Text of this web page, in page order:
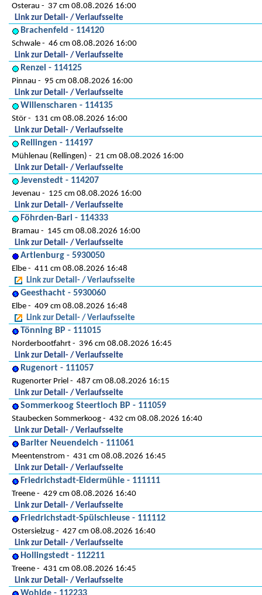
Osterau
37 cm 08.08.2026 16:00
Link zur Detail- / Verlaufsseite
Brachenfeld - 114120
Schwale
46 cm 08.08.2026 16:00
Link zur Detail- / Verlaufsseite
Renzel - 114125
Pinnau
95 cm 08.08.2026 16:00
Link zur Detail- / Verlaufsseite
Willenscharen - 114135
Stör
131 cm 08.08.2026 16:00
Link zur Detail- / Verlaufsseite
Rellingen - 114197
Mühlenau (Rellingen)
21 cm 08.08.2026 16:00
Link zur Detail- / Verlaufsseite
Jevenstedt - 114207
Jevenau
125 cm 08.08.2026 16:00
Link zur Detail- / Verlaufsseite
Föhrden-Barl - 114333
Bramau
145 cm 08.08.2026 16:00
Link zur Detail- / Verlaufsseite
Artlenburg - 5930050
Elbe
411 cm 08.08.2026 16:48
Link zur Detail- / Verlaufsseite
Geesthacht - 5930060
Elbe
409 cm 08.08.2026 16:48
Link zur Detail- / Verlaufsseite
Tönning BP - 111015
Norderbootfahrt
396 cm 08.08.2026 16:45
Link zur Detail- / Verlaufsseite
Rugenort - 111057
Rugenorter Priel
487 cm 08.08.2026 16:15
Link zur Detail- / Verlaufsseite
Sommerkoog Steertloch BP - 111059
Staubecken Sommerkoog
432 cm 08.08.2026 16:40
Link zur Detail- / Verlaufsseite
Barlter Neuendeich - 111061
Meentenstrom
431 cm 08.08.2026 16:45
Link zur Detail- / Verlaufsseite
Friedrichstadt-Eidermühle - 111111
Treene
429 cm 08.08.2026 16:40
Link zur Detail- / Verlaufsseite
Friedrichstadt-Spülschleuse - 111112
Ostersielzug
427 cm 08.08.2026 16:40
Link zur Detail- / Verlaufsseite
Hollingstedt - 112211
Treene
431 cm 08.08.2026 16:45
Link zur Detail- / Verlaufsseite